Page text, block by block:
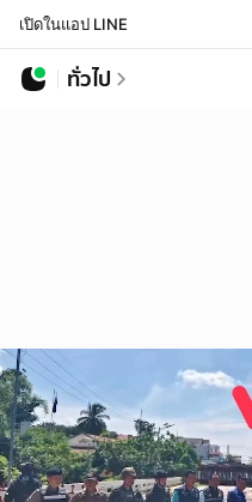
เปิดในแอป LINE
ทั่วไป